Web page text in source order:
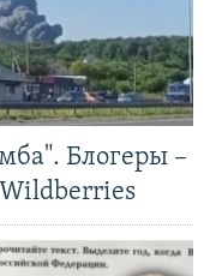
Блогеры –
Wildberries